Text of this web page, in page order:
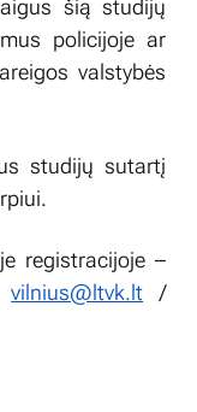
šią studijų
policijoje ar
valstybės
studijų sutartį
registracijoje –
vilnius@ltvk.lt /